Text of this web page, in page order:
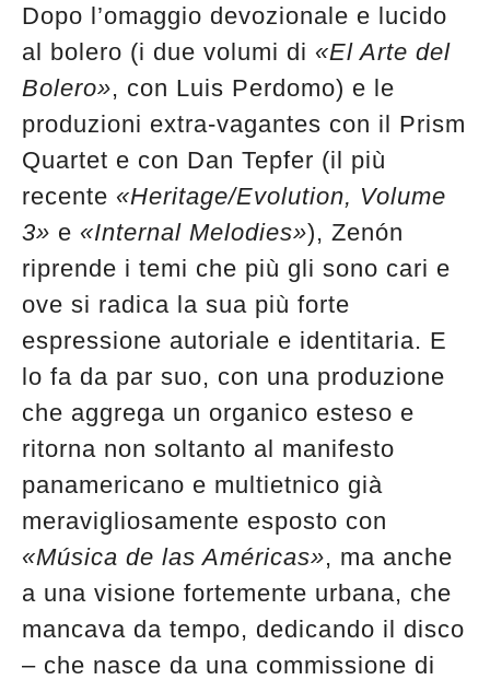
Musica Jazz di luglio 2026 è in
edicola
Dopo l’omaggio devozionale e lucido
al bolero (i due volumi di «El Arte del
Bolero», con Luis Perdomo) e le
produzioni extra-vagantes con il Prism
Quartet e con Dan Tepfer (il più
recente «Heritage/Evolution, Volume
3» e «Internal Melodies»), Zenón
riprende i temi che più gli sono cari e
ove si radica la sua più forte
espressione autoriale e identitaria. E
lo fa da par suo, con una produzione
che aggrega un organico esteso e
ritorna non soltanto al manifesto
panamericano e multietnico già
meravigliosamente esposto con
«Música de las Américas», ma anche
a una visione fortemente urbana, che
mancava da tempo, dedicando il disco
– che nasce da una commissione di